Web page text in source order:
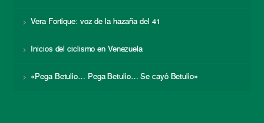
Vera Fortique: voz de la hazaña del 41
Inicios del ciclismo en Venezuela
«Pega Betulio… Pega Betulio… Se cayó Betulio»